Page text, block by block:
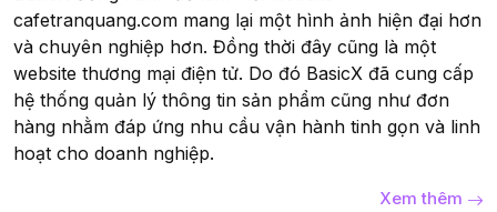
cafetranquang.com mang lại một hình ảnh hiện đại hơn
và chuyên nghiệp hơn. Đồng thời đây cũng là một
website thương mại điện tử. Do đó BasicX đã cung cấp
hệ thống quản lý thông tin sản phẩm cũng như đơn
hàng nhằm đáp ứng nhu cầu vận hành tinh gọn và linh
hoạt cho doanh nghiệp.
Xem thêm